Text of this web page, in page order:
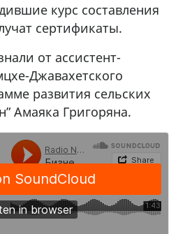
курс составления
сертификаты.
от ассистент-
Джавахетского
развития сельских
Амаяка Григоряна.